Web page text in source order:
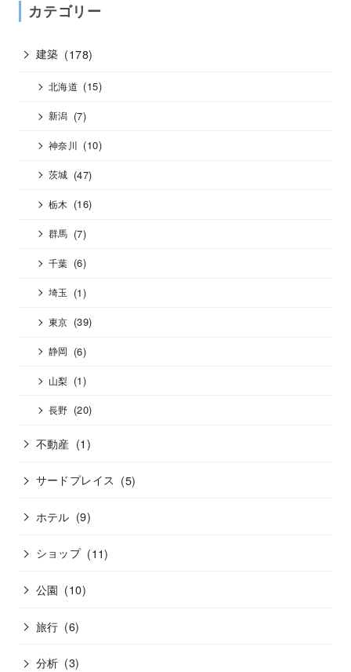
カテゴリー
建築 (178)
北海道 (15)
新潟 (7)
神奈川 (10)
茨城 (47)
栃木 (16)
群馬 (7)
千葉 (6)
埼玉 (1)
東京 (39)
静岡 (6)
山梨 (1)
長野 (20)
不動産 (1)
サードプレイス (5)
ホテル (9)
ショップ (11)
公園 (10)
旅行 (6)
分析 (3)